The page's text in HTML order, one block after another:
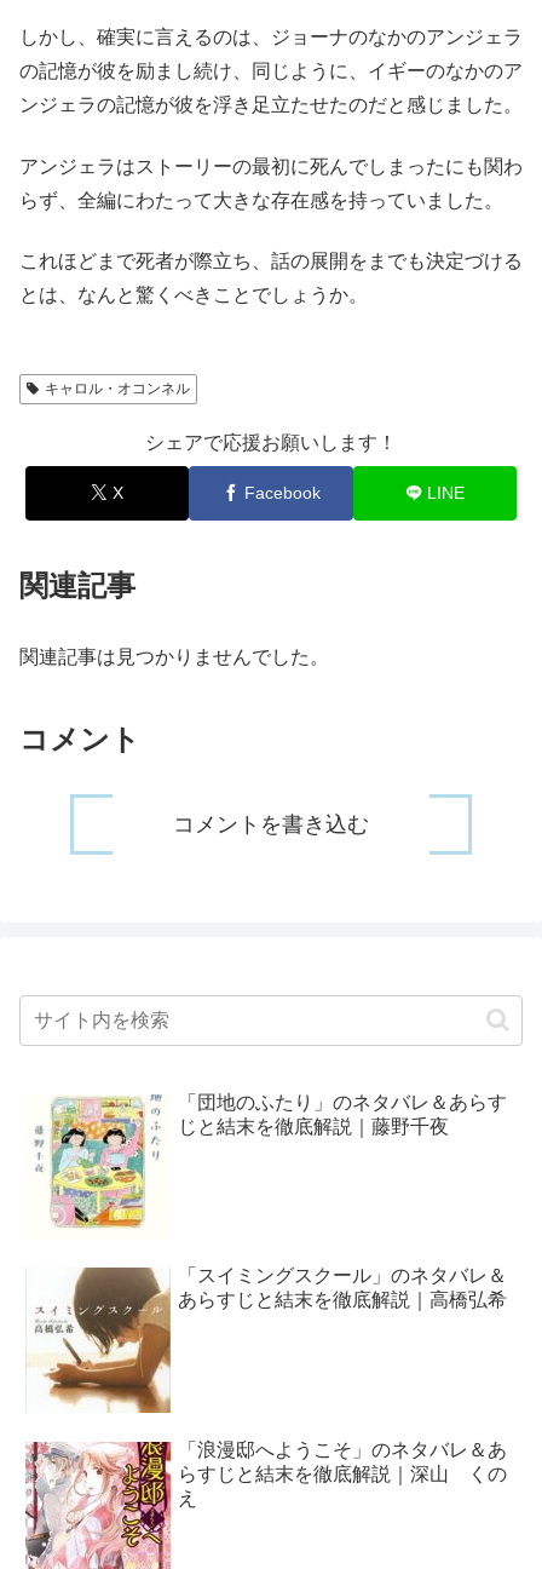
しかし、確実に言えるのは、ジョーナのなかのアンジェラ
の記憶が彼を励まし続け、同じように、イギーのなかのア
ンジェラの記憶が彼を浮き足立たせたのだと感じました。
アンジェラはストーリーの最初に死んでしまったにも関わ
らず、全編にわたって大きな存在感を持っていました。
これほどまで死者が際立ち、話の展開をまでも決定づける
とは、なんと驚くべきことでしょうか。
キャロル・オコンネル
シェアで応援お願いします！
X Facebook LINE
関連記事
関連記事は見つかりませんでした。
コメント
コメントを書き込む
「団地のふたり」のネタバレ＆あらす
じと結末を徹底解説｜藤野千夜
「スイミングスクール」のネタバレ＆
あらすじと結末を徹底解説｜高橋弘希
「浪漫邸へようこそ」のネタバレ＆あ
らすじと結末を徹底解説｜深山 くの
え